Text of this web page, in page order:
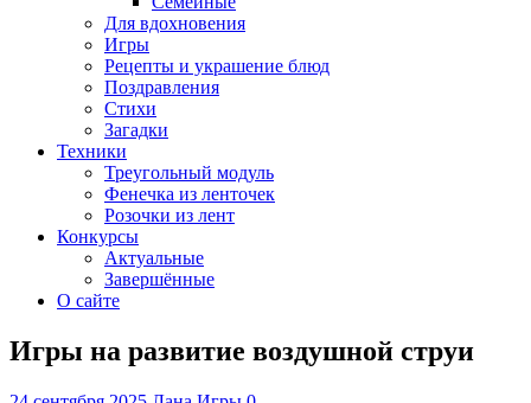
Для вдохновения
Игры
Рецепты и украшение блюд
Поздравления
Стихи
Загадки
Техники
Треугольный модуль
Фенечка из ленточек
Розочки из лент
Конкурсы
Актуальные
Завершённые
О сайте
Игры на развитие воздушной струи